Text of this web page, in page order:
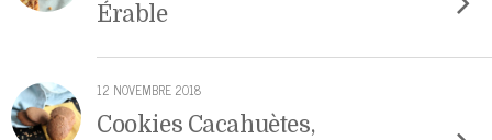
Érable
12 NOVEMBRE 2018
Cookies Cacahuètes,